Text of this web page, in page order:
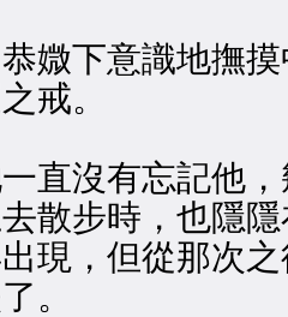
下意識地撫摸
戒。
沒有忘記他，
散步時，也隱
現，但從那次
。